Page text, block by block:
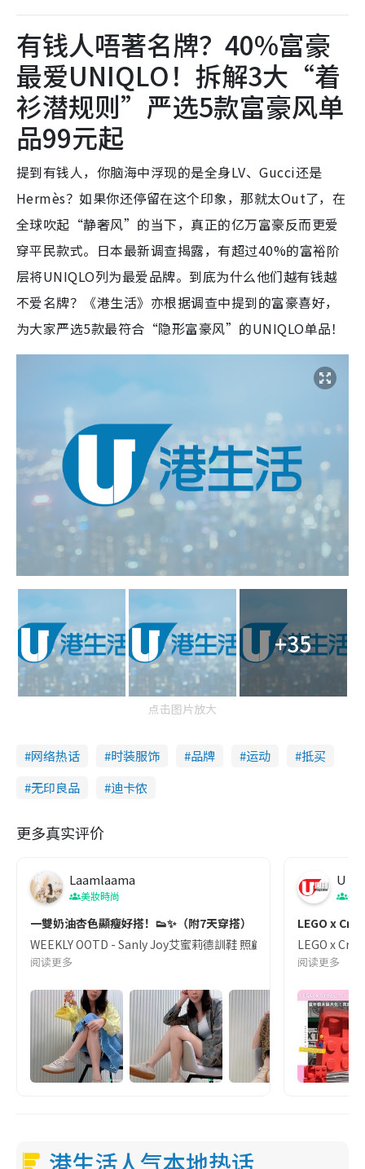
有钱人唔著名牌？40%富豪
最爱UNIQLO！拆解3大“着
衫潜规则”严选5款富豪风单
品99元起
提到有钱人，你脑海中浮现的是全身LV、Gucci还是
Hermès？如果你还停留在这个印象，那就太Out了，在
全球吹起“静奢风”的当下，真正的亿万富豪反而更爱
穿平民款式。日本最新调查揭露，有超过40%的富裕阶
层将UNIQLO列为最爱品牌。到底为什么他们越有钱越
不爱名牌？《港生活》亦根据调查中提到的富豪喜好，
为大家严选5款最符合“隐形富豪风”的UNIQLO单品！
+35
点击图片放大
网络热话 时装服饰 品牌 运动
抵买
无印良品
迪卡侬
更多真实评价
Laamlaama
美妝時尚
一雙奶油杏色顯瘦好搭！👟✨（附7天穿搭）
WEEKLY OOTD - Sanly Joy艾蜜莉德訓鞋 照顧小孩的生活節奏
阅读更多
U
美
LEGO x
LEGO x
阅读更多